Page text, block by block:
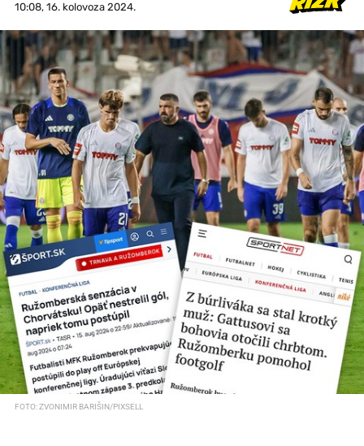
10:08, 16. kolovoza 2024.
FOTO: ZVONIMIR BARIŠIN/PIXSELL